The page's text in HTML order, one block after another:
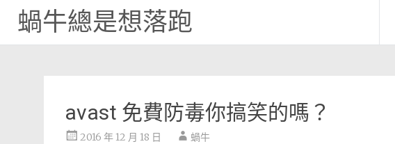
蝸牛總是想落跑
avast 免費防毒你搞笑的嗎？
2016 年 12 月 18 日 蝸牛